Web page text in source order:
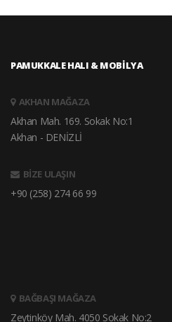
PAMUKKALE HALI & MOBİLYA
AKHAN MAĞAZA
Akhan Mah. 169. Sokak No:1
Akhan - DENİZLİ
BİZE ULAŞIN
+90 (258) 274 66 99
BAĞBAŞI MAĞAZA
Zeytinköy Mah. 4050 Sokak No:2